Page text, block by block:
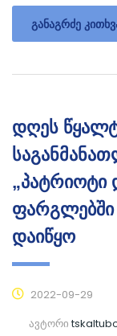
ᲒᲐᲜᲐᲒᲠᲫᲔ
დღეს
„პატრიოტი
დაიწყო
2022-09-29
ავტორი